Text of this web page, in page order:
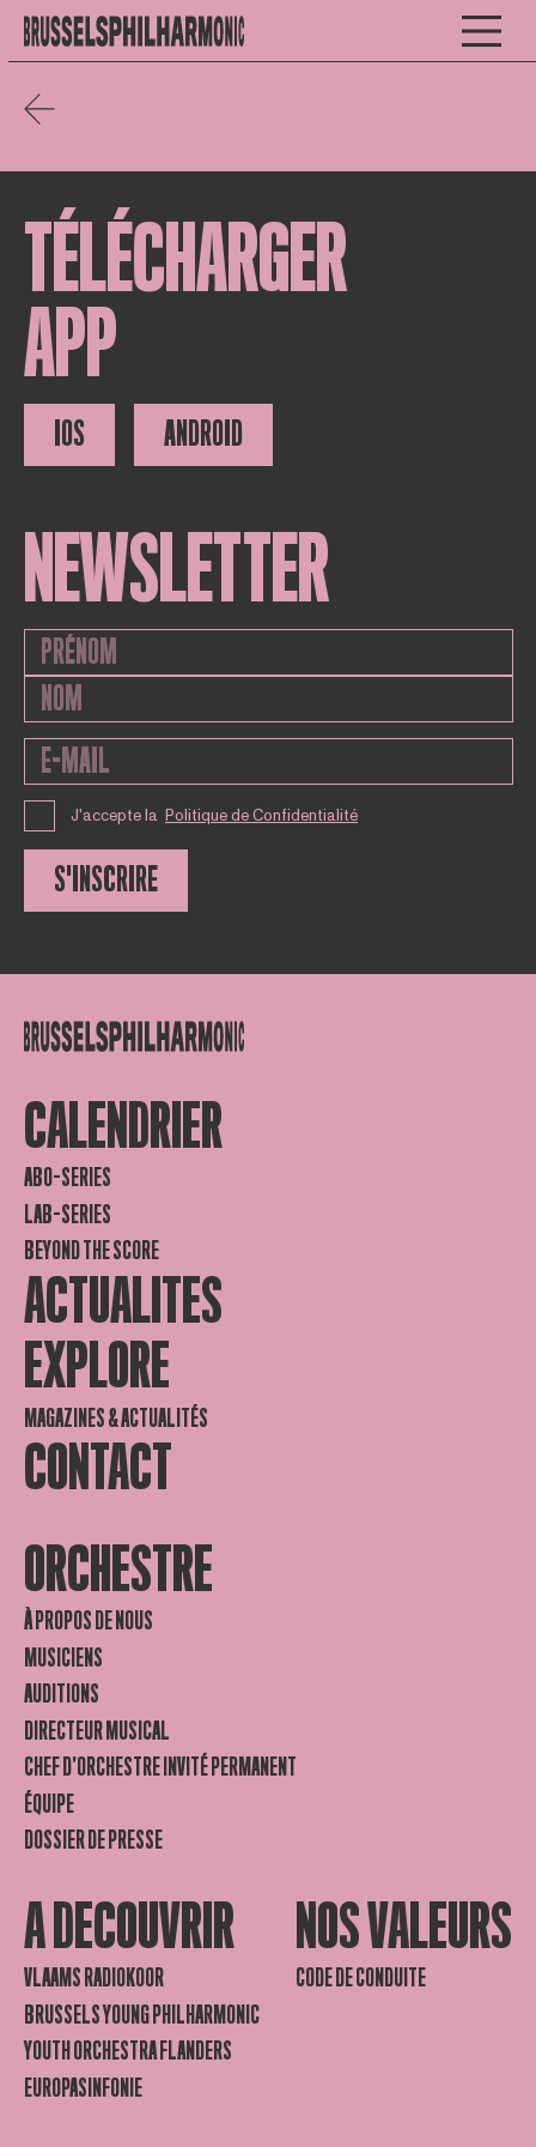
TÉLÉCHARGER
APP
IOS ANDROID
NEWSLETTER
J'accepte la Politique de Confidentialité
S'INSCRIRE
CALENDRIER
ABO-SERIES
LAB-SERIES
BEYOND THE SCORE
ACTUALITES
EXPLORE
MAGAZINES & ACTUALITÉS
CONTACT
ORCHESTRE
À PROPOS DE NOUS
MUSICIENS
AUDITIONS
DIRECTEUR MUSICAL
CHEF D’ORCHESTRE INVITÉ PERMANENT
ÉQUIPE
DOSSIER DE PRESSE
A DECOUVRIR
VLAAMS RADIOKOOR
BRUSSELS YOUNG PHILHARMONIC
YOUTH ORCHESTRA FLANDERS
EUROPASINFONIE
NOS VALEURS
CODE DE CONDUITE